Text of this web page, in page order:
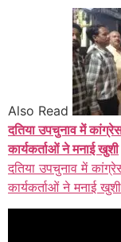
Also Read
दतिया उपचुनाव में
कार्यकर्ताओं ने मनाई खुशी
दतिया उपचुनाव में
कार्यकर्ताओं ने मनाई